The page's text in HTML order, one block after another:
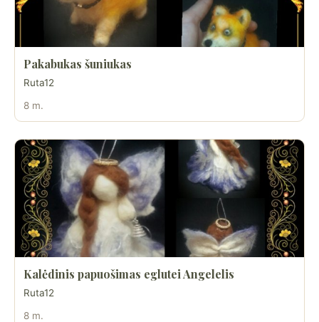
Pakabukas šuniukas
Ruta12
8 m.
Kalėdinis papuošimas eglutei Angelelis
Ruta12
8 m.